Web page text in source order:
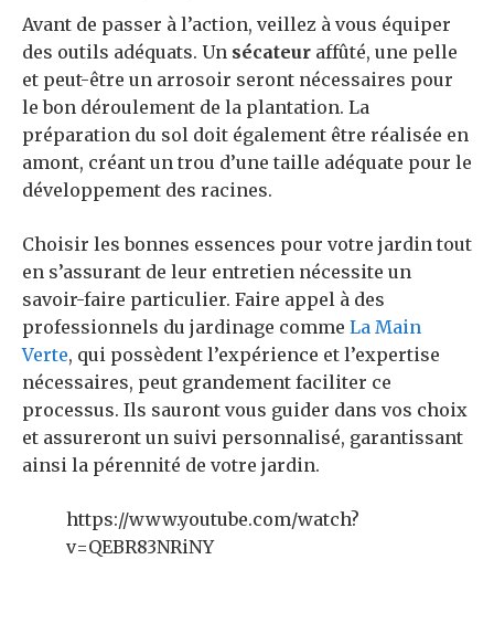
Avant de passer à l’action, veillez à vous équiper
des outils adéquats. Un sécateur affûté, une pelle
et peut-être un arrosoir seront nécessaires pour
le bon déroulement de la plantation. La
préparation du sol doit également être réalisée en
amont, créant un trou d’une taille adéquate pour le
développement des racines.
Choisir les bonnes essences pour votre jardin tout
en s’assurant de leur entretien nécessite un
savoir-faire particulier. Faire appel à des
professionnels du jardinage comme La Main
Verte, qui possèdent l’expérience et l’expertise
nécessaires, peut grandement faciliter ce
processus. Ils sauront vous guider dans vos choix
et assureront un suivi personnalisé, garantissant
ainsi la pérennité de votre jardin.
https://www.youtube.com/watch?
v=QEBR83NRiNY